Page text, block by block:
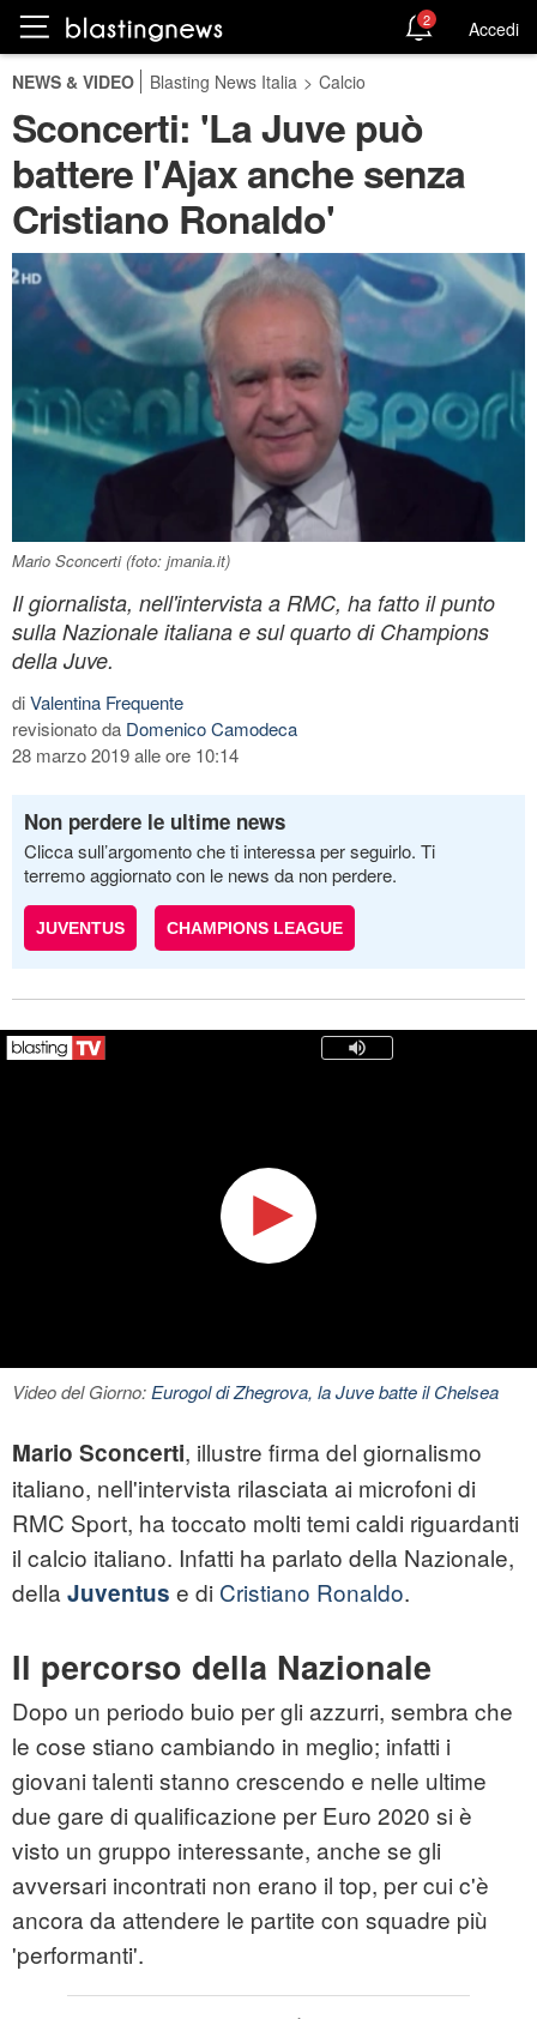
2 Accedi
NEWS & VIDEO Blasting News Italia > Calcio
Sconcerti: 'La Juve può
battere l'Ajax anche senza
Cristiano Ronaldo'
Mario Sconcerti (foto: jmania.it)
Il giornalista, nell'intervista a RMC, ha fatto il punto
sulla Nazionale italiana e sul quarto di Champions
della Juve.
diValentina Frequente
revisionato da Domenico Camodeca
28 marzo 2019 alle ore 10:14
Non perdere le ultime news
Clicca sull’argomento che ti interessa per seguirlo. Ti
terremo aggiornato con le news da non perdere.
JUVENTUS CHAMPIONS LEAGUE
Video del Giorno:Eurogol di Zhegrova, la Juve batte il Chelsea
Mario Sconcerti, illustre firma del giornalismo
italiano, nell'intervista rilasciata ai microfoni di
RMC Sport, ha toccato molti temi caldi riguardanti
il calcio italiano. Infatti ha parlato della Nazionale,
della Juventus e di Cristiano Ronaldo.
Il percorso della Nazionale
Dopo un periodo buio per gli azzurri, sembra che
le cose stiano cambiando in meglio; infatti i
giovani talenti stanno crescendo e nelle ultime
due gare di qualificazione per Euro 2020 si è
visto un gruppo interessante, anche se gli
avversari incontrati non erano il top, per cui c'è
ancora da attendere le partite con squadre più
'performanti'.